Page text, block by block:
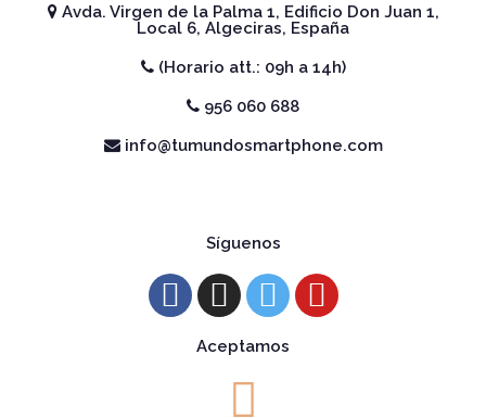
Avda. Virgen de la Palma 1, Edificio Don Juan 1,
Local 6, Algeciras, España
(Horario att.: 09h a 14h)
956 060 688
info@tumundosmartphone.com
Síguenos
Aceptamos